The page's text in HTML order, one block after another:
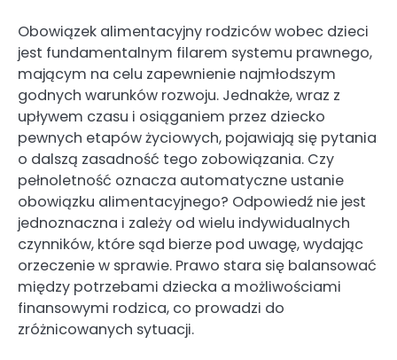
Obowiązek alimentacyjny rodziców wobec dzieci
jest fundamentalnym filarem systemu prawnego,
mającym na celu zapewnienie najmłodszym
godnych warunków rozwoju. Jednakże, wraz z
upływem czasu i osiąganiem przez dziecko
pewnych etapów życiowych, pojawiają się pytania
o dalszą zasadność tego zobowiązania. Czy
pełnoletność oznacza automatyczne ustanie
obowiązku alimentacyjnego? Odpowiedź nie jest
jednoznaczna i zależy od wielu indywidualnych
czynników, które sąd bierze pod uwagę, wydając
orzeczenie w sprawie. Prawo stara się balansować
między potrzebami dziecka a możliwościami
finansowymi rodzica, co prowadzi do
zróżnicowanych sytuacji.